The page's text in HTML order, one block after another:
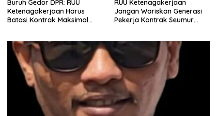
Buruh Gedor DPR: RUU
Ketenagakerjaan Harus
Batasi Kontrak Maksimal
RUU Ketenagakerjaan
Jangan Wariskan Generasi
Pekerja Kontrak Seumur